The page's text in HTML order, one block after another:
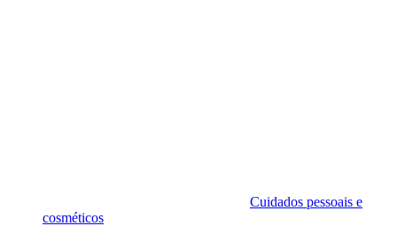
Cuidados pessoais e
cosméticos